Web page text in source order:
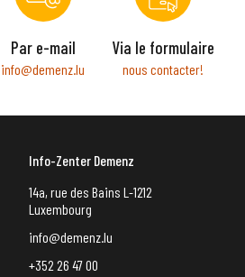
Par e-mail
info@demenz.lu
Via le formulaire
nous contacter!
Info-Zenter Demenz
14a, rue des Bains L-1212
Luxembourg
info@demenz.lu
+352 26 47 00